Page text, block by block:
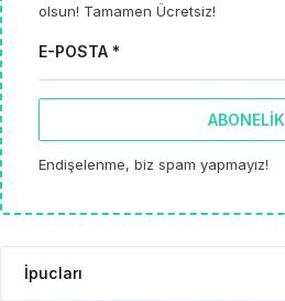
olsun! Tamamen Ücretsiz!
E-POSTA *
ABONELIK
Endişelenme, biz spam yapmayız!
İpucları